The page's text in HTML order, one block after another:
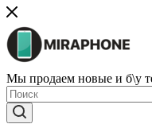
Мы продаем новые и б\у